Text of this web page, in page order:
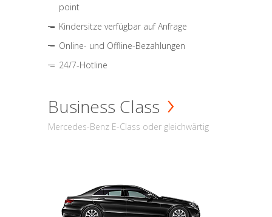
point
Kindersitze verfügbar auf Anfrage
Online- und Offline-Bezahlungen
24/7-Hotline
Business Class
Mercedes-Benz E-Class oder gleichwärtig